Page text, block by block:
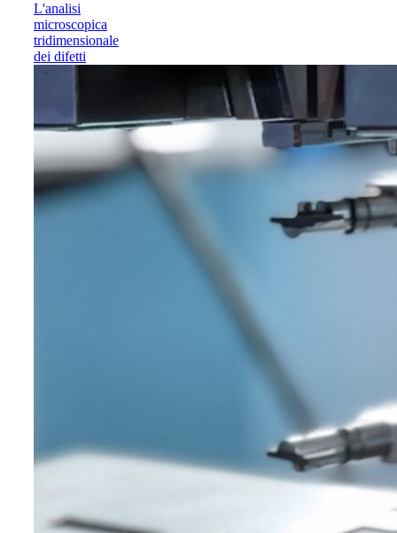
L'analisi
microscopica
tridimensionale
dei difetti